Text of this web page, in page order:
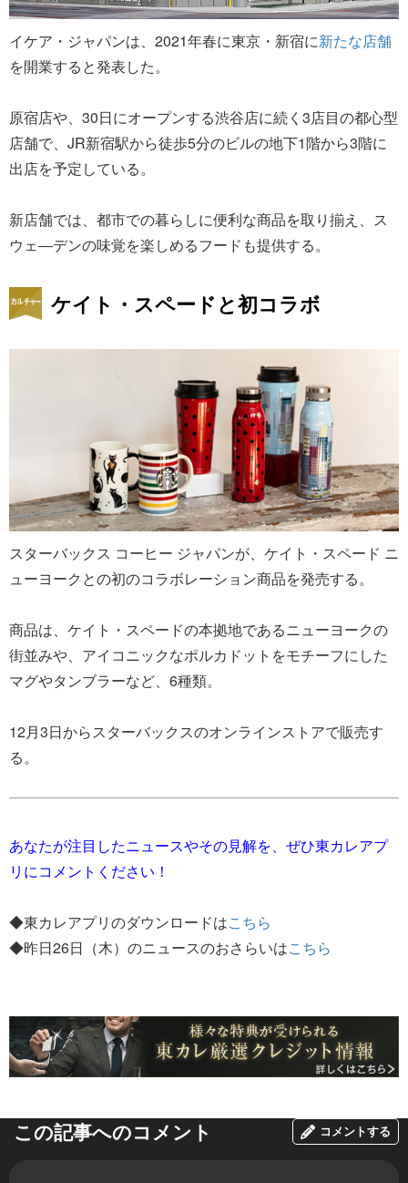
イケア・ジャパンは、2021年春に東京・新宿に新たな店舗
を開業すると発表した。
原宿店や、30日にオープンする渋谷店に続く3店目の都心型
店舗で、JR新宿駅から徒歩5分のビルの地下1階から3階に
出店を予定している。
新店舗では、都市での暮らしに便利な商品を取り揃え、ス
ウェ―デンの味覚を楽しめるフードも提供する。
ケイト・スペードと初コラボ
スターバックス コーヒー ジャパンが、ケイト・スペード ニ
ューヨークとの初のコラボレーション商品を発売する。
商品は、ケイト・スペードの本拠地であるニューヨークの
街並みや、アイコニックなポルカドットをモチーフにした
マグやタンブラーなど、6種類。
12月3日からスターバックスのオンラインストアで販売す
る。
あなたが注目したニュースやその見解を、ぜひ東カレアプ
リにコメントください！
◆東カレアプリのダウンロードはこちら
◆昨日26日（木）のニュースのおさらいはこちら
この記事へのコメント コメントする